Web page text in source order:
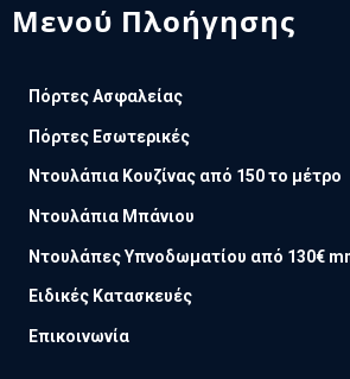
Μενού Πλοήγησης
Πόρτες Ασφαλείας
Πόρτες Εσωτερικές
Ντουλάπια Κουζίνας από 150 το μέτρο
Ντουλάπια Μπάνιου
Ντουλάπες Υπνοδωματίου από 130€
Ειδικές Κατασκευές
Επικοινωνία